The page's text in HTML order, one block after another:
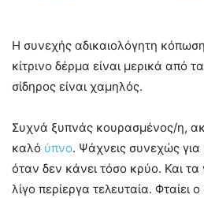
Η συνεχής αδικαιολόγητη
κίτρινο δέρμα είναι μερικά από
σίδηρος είναι χαμηλός.
Συχνά ξυπνάς κουρασμένος/η,
καλό ύπνο. Ψάχνεις συνεχώς
όταν δεν κάνει τόσο κρύο. Και τα
λίγο περίεργα τελευταία. Φταίει